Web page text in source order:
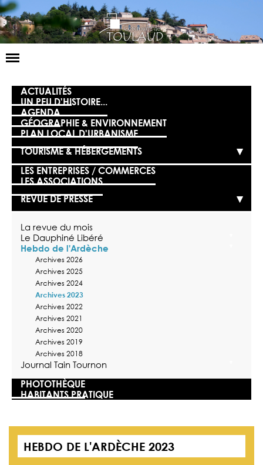
Basculer
LA MAIRIE
NOS SERVICES
LA VIE LOCALE
VOS DÉMARCHES
CONTACT
ACTUALITÉS
UN PEU D'HISTOIRE...
AGENDA
GÉOGRAPHIE & ENVIRONNEMENT
PLAN LOCAL D'URBANISME
TOURISME & HÉBERGEMENTS
LES ENTREPRISES / COMMERCES
LES ASSOCIATIONS
REVUE DE PRESSE
La revue du mois
Le Dauphiné Libéré
Hebdo de l'Ardèche
Archives 2026
Archives 2025
Archives 2024
Archives 2023
Archives 2022
Archives 2021
Archives 2020
Archives 2019
Archives 2018
Journal Tain Tournon
PHOTOTHÈQUE
HABITANTS PRATIQUE
HEBDO DE L'ARDÈCHE 2023